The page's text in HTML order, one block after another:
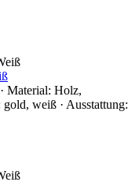
Material: Holz,
weiß · Ausstattung: